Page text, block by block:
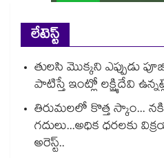
లేటెస్ట్
తులసి మొక్కని ఎప్పుడు
పాటిస్తే ఇంట్లో లక్ష్మిదేవి
తిరుమలలో కొత్త స్కాం...
గదులు...అధిక ధరలకు
అరెస్ట్..